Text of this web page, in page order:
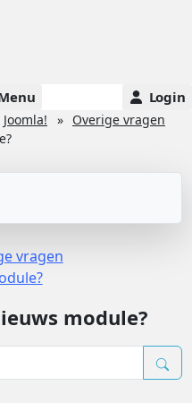
Login
Joomla!
Overige vragen
vragen
module?